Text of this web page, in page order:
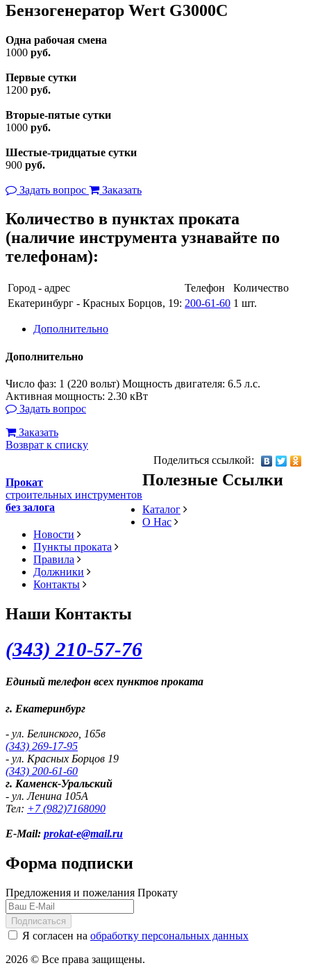
Бензогенератор Wert G3000C
Одна рабочая смена
1000 руб.
Первые сутки
1200 руб.
Вторые-пятые сутки
1000 руб.
Шестые-тридцатые сутки
900 руб.
Задать вопрос Заказать
Количество в пунктах проката
(наличие инструмента узнавайте по
телефонам):
Город - адрес Телефон
Количество
Екатеринбург - Красных Борцов, 19: 200-61-60 1 шт.
Дополнительно
Дополнительно
Число фаз: 1 (220 вольт) Мощность двигателя: 6.5 л.с.
Активная мощность: 2.30 кВт
Задать вопрос
Заказать
Возврат к списку
Поделиться ссылкой:
Прокат
строительных инструментов
без залога
Полезные Ссылки
Каталог
О Нас
Новости
Пункты проката
Правила
Должники
Контакты
Наши Контакты
(343) 210-57-76
Единый телефон всех пунктов проката
г. Екатеринбург
- ул. Белинского, 165в
(343) 269-17-95
- ул. Красных Борцов 19
(343) 200-61-60
г. Каменск-Уральский
- ул. Ленина 105А
Тел: +7 (982)7168090
E-Mail: prokat-e@mail.ru
Форма подписки
Предложения и пожелания Прокату
Подписаться
Я согласен на обработку персональных данных
2026 © Все права защищены.